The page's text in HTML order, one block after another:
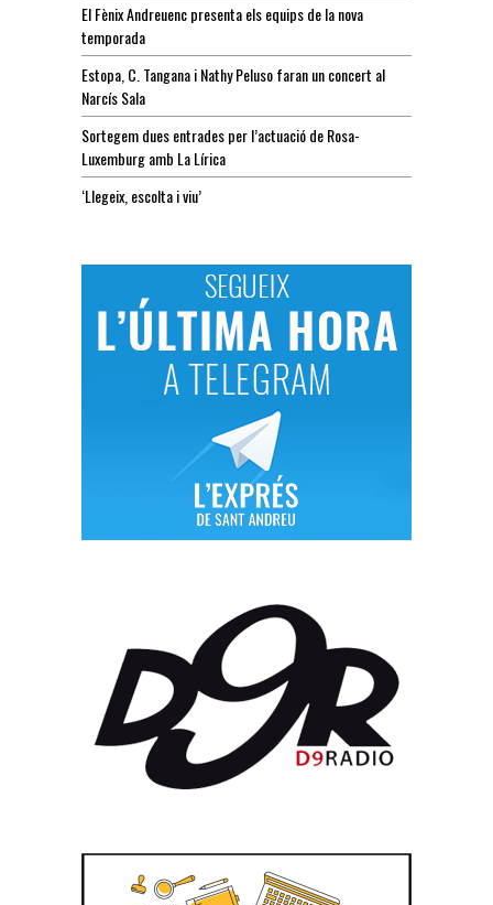
El Fènix Andreuenc presenta els equips de la nova
temporada
Estopa, C. Tangana i Nathy Peluso faran un concert al
Narcís Sala
Sortegem dues entrades per l’actuació de Rosa-
Luxemburg amb La Lírica
‘Llegeix, escolta i viu’